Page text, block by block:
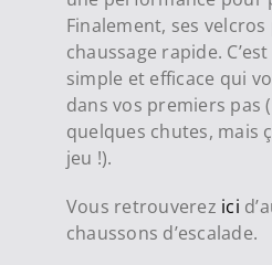
Finalement, ses
chaussage rapide.
simple et efficace qui
dans vos premiers pas
quelques chutes, mais
jeu !).
Vous retrouverez ici
chaussons d’escalade.